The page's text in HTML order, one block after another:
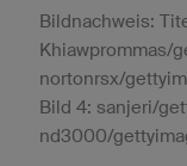
Bildnachweis:
Khiawprommas/
nortonrsx/
Bild 4: sanjeri/
nd3000/